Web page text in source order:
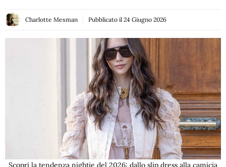
Charlotte Mesman Pubblicato il 24 Giugno 2026